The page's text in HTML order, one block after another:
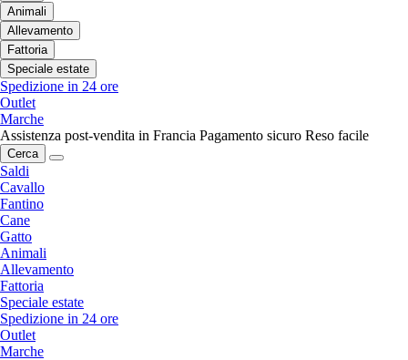
Animali
Allevamento
Fattoria
Speciale estate
Spedizione in 24 ore
Outlet
Marche
Assistenza post-vendita in Francia Pagamento sicuro Reso facile
Cerca
Saldi
Cavallo
Fantino
Cane
Gatto
Animali
Allevamento
Fattoria
Speciale estate
Spedizione in 24 ore
Outlet
Marche